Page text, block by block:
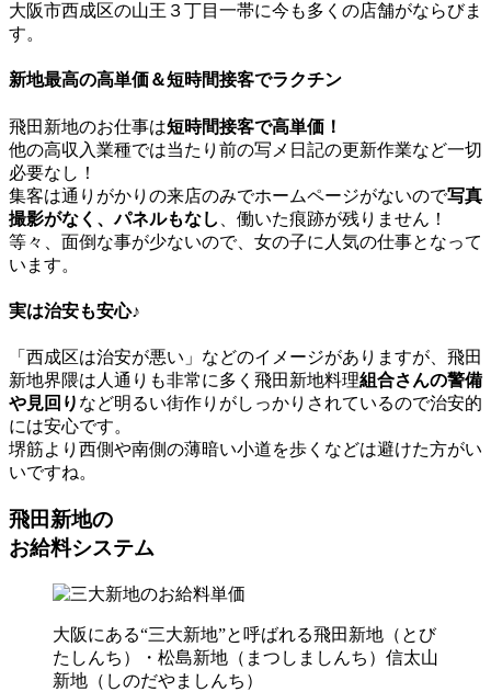
大阪市西成区の山王３丁目一帯に今も多くの店舗がならびま
す。
新地最高の高単価＆短時間接客でラクチン
飛田新地のお仕事は短時間接客で高単価！
他の高収入業種では当たり前の写メ日記の更新作業など一切
必要なし！
集客は通りがかりの来店のみでホームページがないので写真
撮影がなく、パネルもなし
、働いた痕跡が残りません！
等々、面倒な事が少ないので、女の子に人気の仕事となって
います。
実は治安も安心♪
「西成区は治安が悪い」などのイメージがありますが、飛田
新地界隈は人通りも非常に多く飛田新地料理組合さんの警備
や見回り など明るい街作りがしっかりされているので治安的
には安心です。
堺筋より西側や南側の薄暗い小道を歩くなどは避けた方がい
いですね。
飛田新地の
お給料システム
大阪にある“三大新地”と呼ばれる飛田新地（とび
たしんち）・松島新地（まつしましんち）信太山
新地（しのだやましんち）